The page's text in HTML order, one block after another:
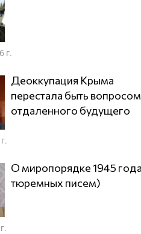
г.
Деоккупация Крыма
перестала быть вопросом
отдаленного будущего
О миропорядке 1945 года (из
тюремных писем)